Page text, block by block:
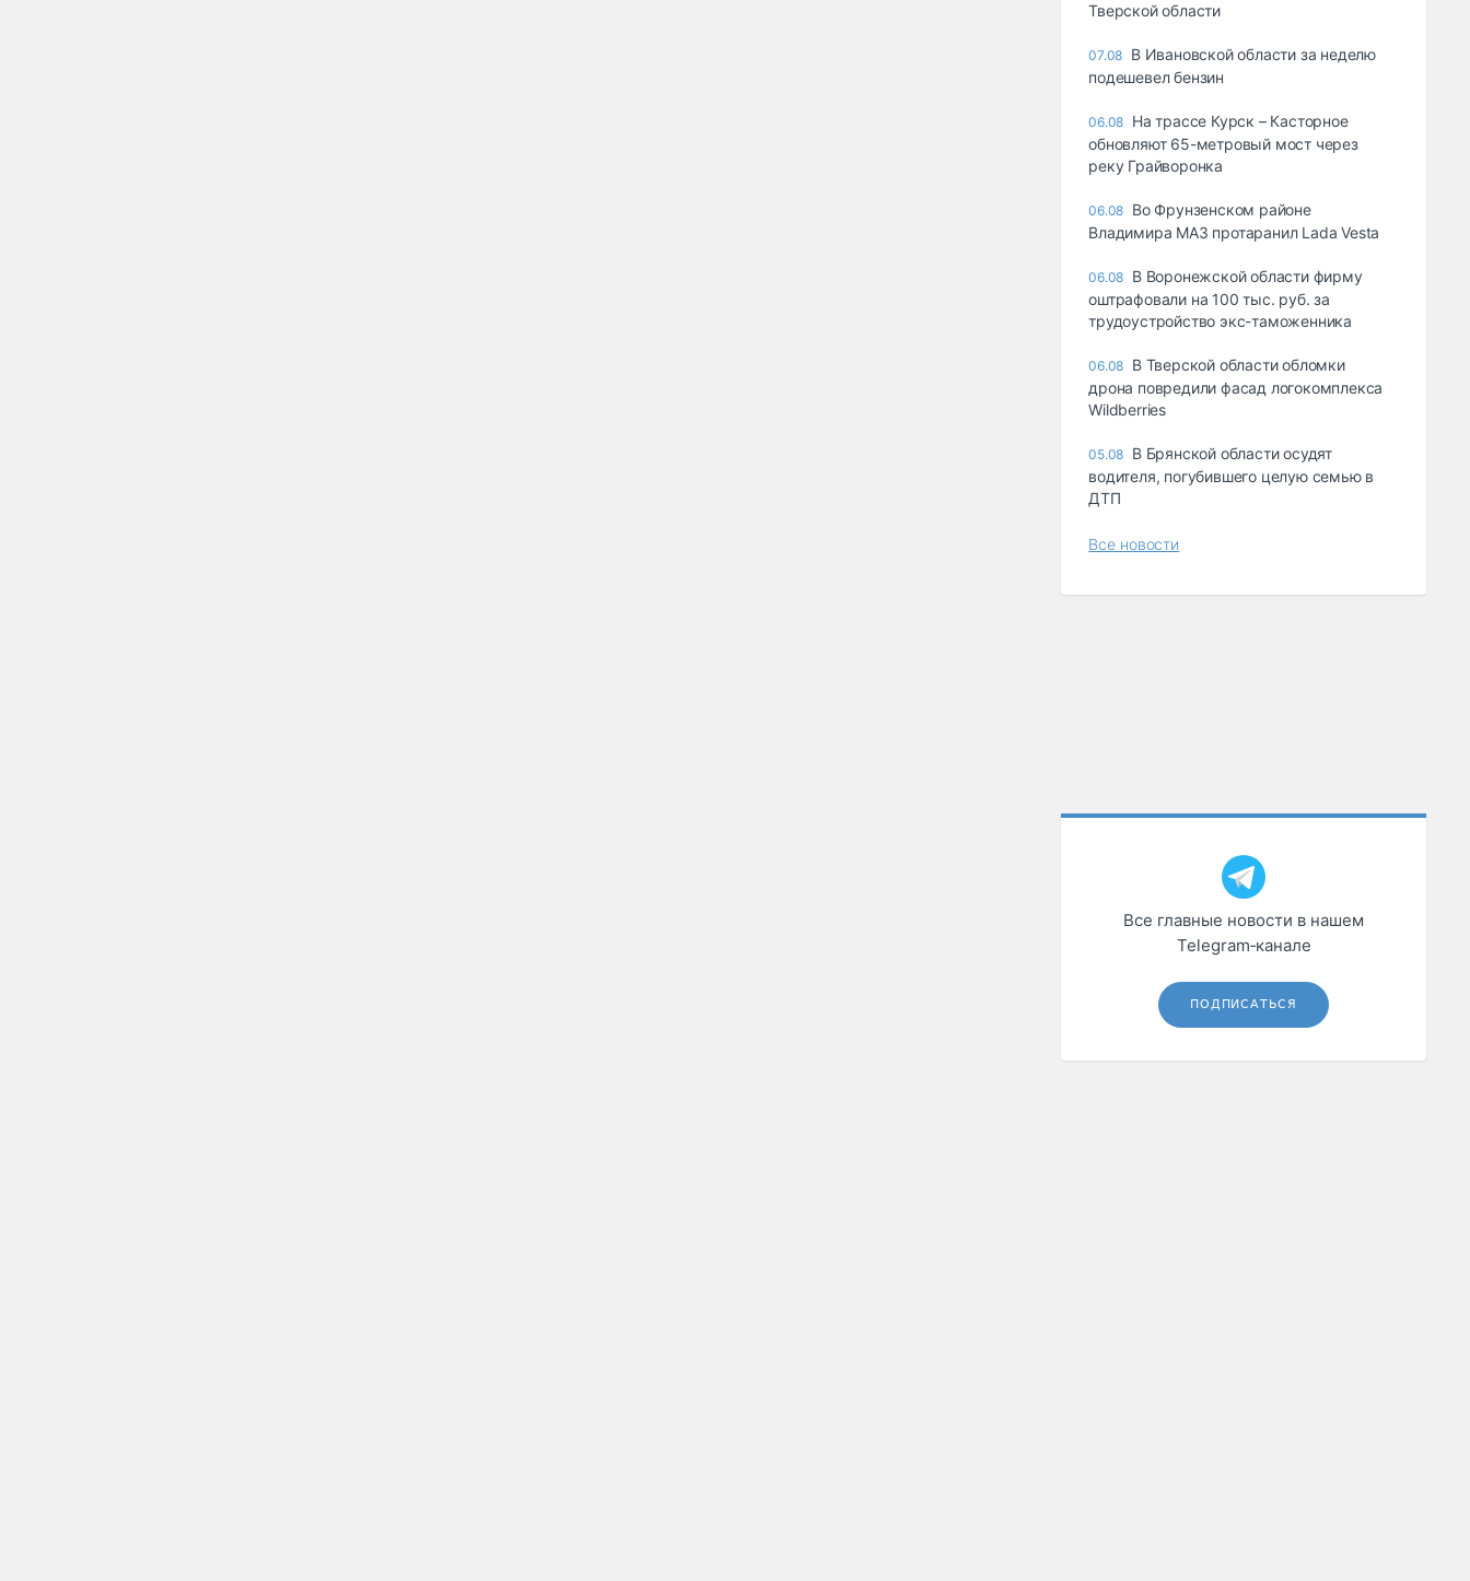
Тверской области
07.08 В Ивановской области за неделю
подешевел бензин
06.08 На трассе Курск – Касторное
обновляют 65-метровый мост через
реку Грайворонка
06.08 Во Фрунзенском районе
Владимира МАЗ протаранил Lada Vesta
06.08 В Воронежской области фирму
оштрафовали на 100 тыс. руб. за
трудоустройство экс-таможенника
06.08 В Тверской области обломки
дрона повредили фасад логокомплекса
Wildberries
05.08 В Брянской области осудят
водителя, погубившего целую семью в
ДТП
Все новости
Все главные новости в нашем
Telegram‑канале
ПОДПИСАТЬСЯ